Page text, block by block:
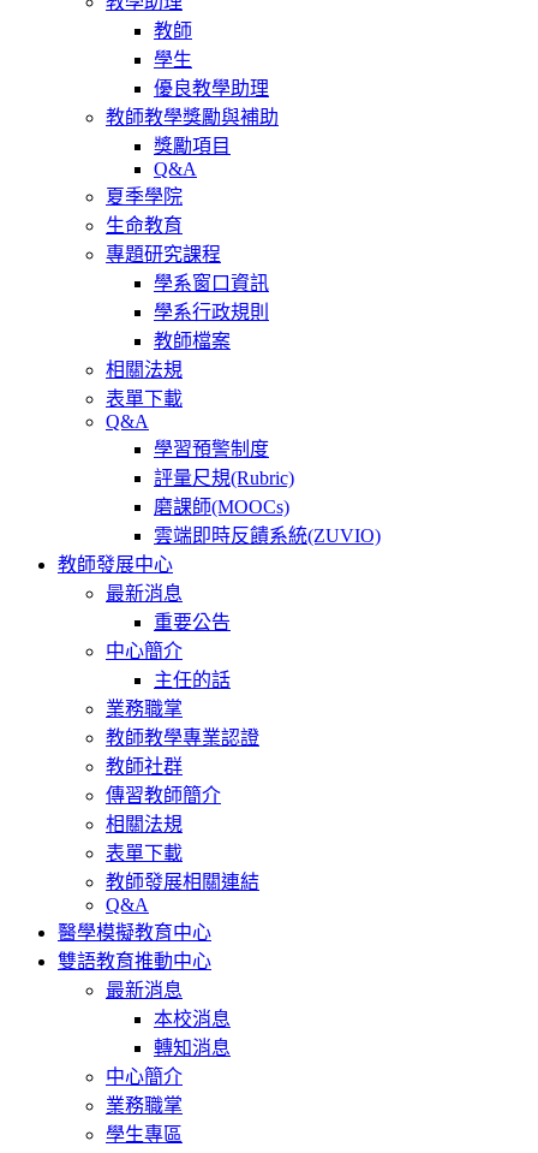
教師
學生
優良教學助理
教師教學獎勵與補助
獎勵項目
Q&A
夏季學院
生命教育
專題研究課程
學系窗口資訊
學系行政規則
教師檔案
相關法規
表單下載
Q&A
學習預警制度
評量尺規(Rubric)
磨課師(MOOCs)
雲端即時反饋系統(ZUVIO)
教師發展中心
最新消息
重要公告
中心簡介
主任的話
業務職掌
教師教學專業認證
教師社群
傳習教師簡介
相關法規
表單下載
教師發展相關連結
Q&A
醫學模擬教育中心
雙語教育推動中心
最新消息
本校消息
轉知消息
中心簡介
業務職掌
學生專區